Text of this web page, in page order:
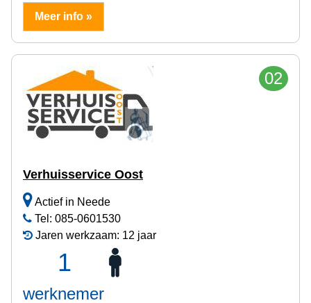
Meer info »
02
Verhuisservice Oost
Actief in Neede
Tel: 085-0601530
Jaren werkzaam: 12 jaar
1
werknemer